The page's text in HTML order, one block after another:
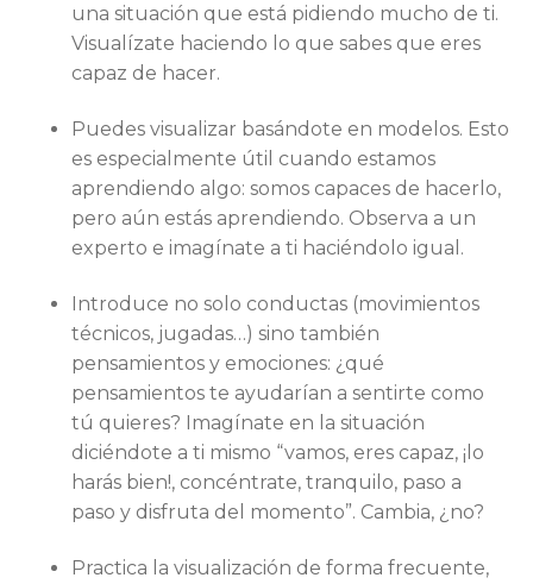
una situación que está pidiendo mucho de ti.
Visualízate haciendo lo que sabes que eres
capaz de hacer.
Puedes visualizar basándote en modelos. Esto
es especialmente útil cuando estamos
aprendiendo algo: somos capaces de hacerlo,
pero aún estás aprendiendo. Observa a un
experto e imagínate a ti haciéndolo igual.
Introduce no solo conductas (movimientos
técnicos, jugadas…) sino también
pensamientos y emociones: ¿qué
pensamientos te ayudarían a sentirte como
tú quieres? Imagínate en la situación
diciéndote a ti mismo “vamos, eres capaz, ¡lo
harás bien!, concéntrate, tranquilo, paso a
paso y disfruta del momento”. Cambia, ¿no?
Practica la visualización de forma frecuente,